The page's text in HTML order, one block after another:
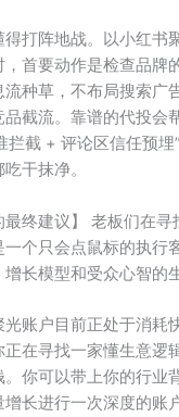
打阵地战。以小红书
首要动作是检查品牌
种草，不布局搜索广
截流。靠谱的代投会
截 + 评论区信任预埋
干抹净。
最终建议】 老板们在
个只会点鼠标的执行
长模型和受众心智的
账户目前正处于消耗
在寻找一家懂生意逻
你可以带上你的行业
长进行一次深度的账